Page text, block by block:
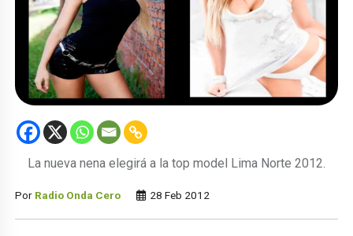
La nueva nena elegirá a la top model Lima Norte 2012.
Por Radio Onda Cero 28 Feb 2012